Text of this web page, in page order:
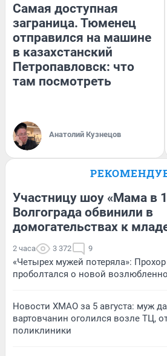
Самая доступная
заграница. Тюменец
отправился на машине
в казахстанский
Петропавловск: что
там посмотреть
Анатолий Кузнецов
Участницу шоу «Мама в
Волгограда обвинили в
домогательствах к
2 часа 3 372 9
«Четырех мужей потеряла»:
проболтался о новой
Новости ХМАО за 5 августа: муж
вартовчанин оголился возле ТЦ,
поликлиники